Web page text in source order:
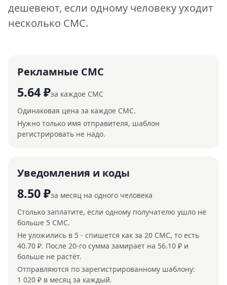
дешевеют, если одному человеку уходит
несколько СМС.
Рекламные СМС
5.64 ₽за каждое СМС
Одинаковая цена за каждое СМС.
Нужно только имя отправителя, шаблон
регистрировать не надо.
Уведомления и коды
8.50 ₽за месяц на одного человека
Столько заплатите, если одному получателю ушло не
больше 5 СМС.
Не уложились в 5 - спишется как за 20 СМС, то есть
40.70 ₽. После 20-го сумма замирает на 56.10 ₽ и
больше не растёт.
Отправляются по зарегистрированному шаблону:
1 020 ₽ в месяц за каждый.